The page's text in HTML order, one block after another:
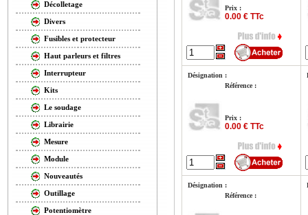
Décolletage
Divers
Fusibles et protecteur
Haut parleurs et filtres
Interrupteur
Kits
Le soudage
Librairie
Mesure
Module
Nouveautés
Outillage
Potentiomètre
Prix :
0.00 € TTc
Désignation :
Référence :
Prix :
0.00 € TTc
Désignation :
Référence :